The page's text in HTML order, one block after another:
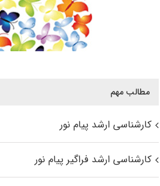
مطالب مهم
کارشناسی ارشد پیام نور
کارشناسی ارشد فراگیر پیام نور